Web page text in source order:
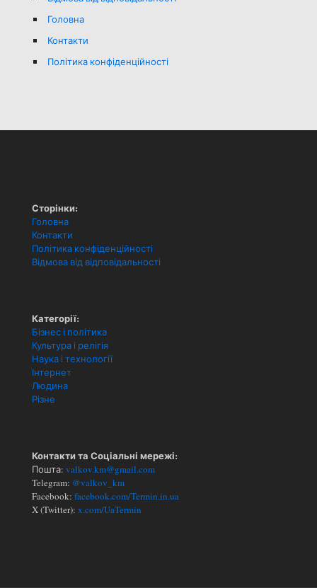
Головна
Контакти
Політика конфіденційності
Сторінки:
Головна
Контакти
Політика конфіденційності
Відмова від відповідальності
Категорії:
Бізнес і політика
Культура і релігія
Наука і технології
Інтернет
Людина
Різне
Контакти та Соціальні мережі:
Пошта: valkov.km@gmail.com
Telegram: @valkov_km
Facebook: facebook.com/Termin.in.ua
X (Twitter): x.com/UaTermin